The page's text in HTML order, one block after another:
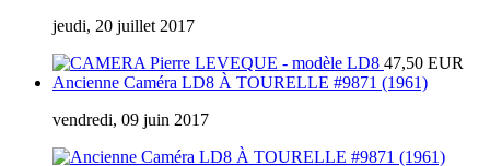
jeudi, 20 juillet 2017
47,50 EUR
Ancienne Caméra LD8 À TOURELLE #9871 (1961)
vendredi, 09 juin 2017